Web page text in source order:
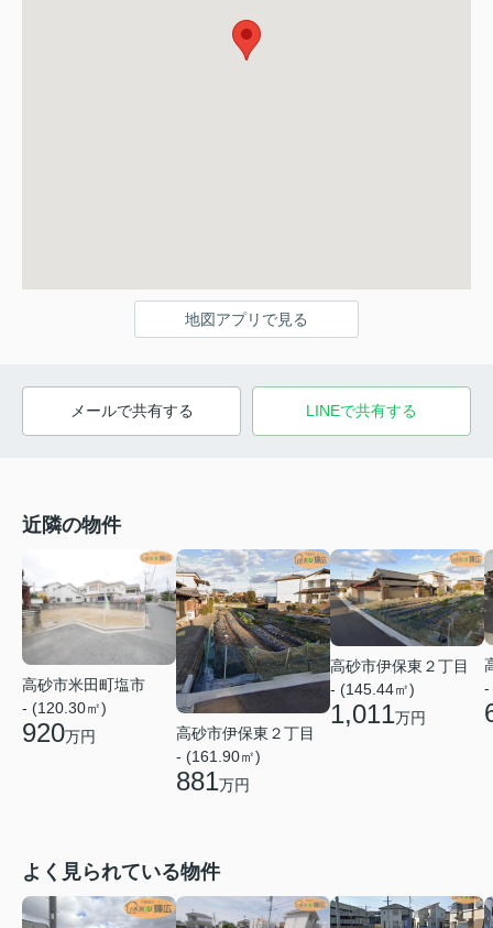
地図アプリで見る
メールで共有する LINEで共有する
近隣の物件
高砂市米田町塩市
- (120.30㎡)
920万円
高砂市伊保東２丁目
- (161.90㎡)
881万円
高砂市伊保東２丁目
- (145.44㎡)
1,011万円
-
よく見られている物件